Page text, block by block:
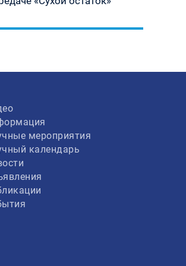
мероприятия
календарь